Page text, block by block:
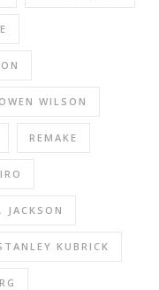
OWEN WILSON
REMAKE
JACKSON
KUBRICK